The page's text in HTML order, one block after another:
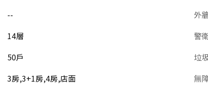
--
14層
50戶
3房,3+1房,4房,店面
外
警
垃
無